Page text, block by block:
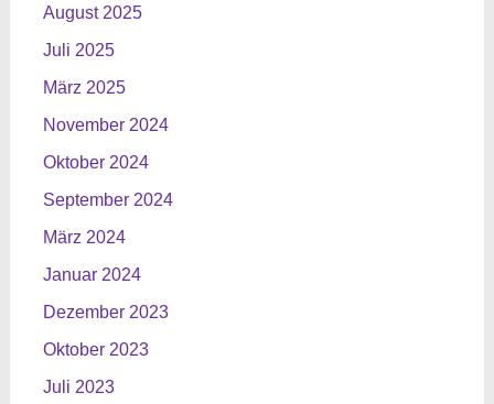
August 2025
Juli 2025
März 2025
November 2024
Oktober 2024
September 2024
März 2024
Januar 2024
Dezember 2023
Oktober 2023
Juli 2023